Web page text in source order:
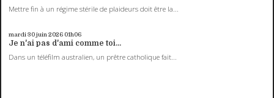
Mettre fin à un régime stérile de plaideurs doit être la...
mardi 30juin 2026 01h06
Je n'ai pas d'ami comme toi...
Dans un téléfilm australien, un prêtre catholique fait...